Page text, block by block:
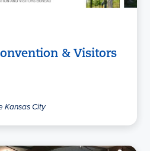
& Visitors
Kansas City